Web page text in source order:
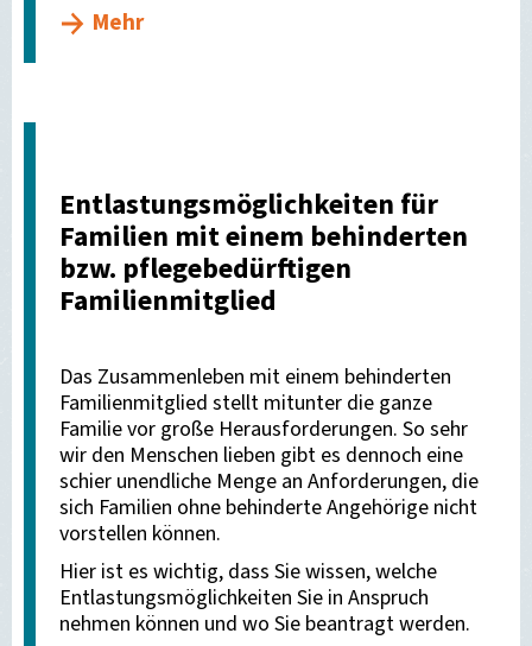
Mehr
Entlastungsmöglichkeiten für
Familien mit einem behinderten
bzw. pflegebedürftigen
Familienmitglied
Das Zusammenleben mit einem behinderten
Familienmitglied stellt mitunter die ganze
Familie vor große Herausforderungen. So sehr
wir den Menschen lieben gibt es dennoch eine
schier unendliche Menge an Anforderungen, die
sich Familien ohne behinderte Angehörige nicht
vorstellen können.
Hier ist es wichtig, dass Sie wissen, welche
Entlastungsmöglichkeiten Sie in Anspruch
nehmen können und wo Sie beantragt werden.